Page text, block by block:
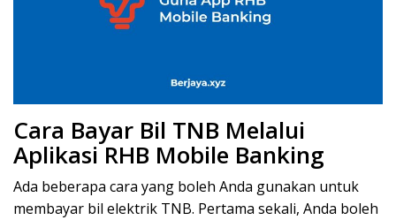
Cara Bayar Bil TNB Melalui
Aplikasi RHB Mobile Banking
Ada beberapa cara yang boleh Anda gunakan untuk
membayar bil elektrik TNB. Pertama sekali, Anda boleh